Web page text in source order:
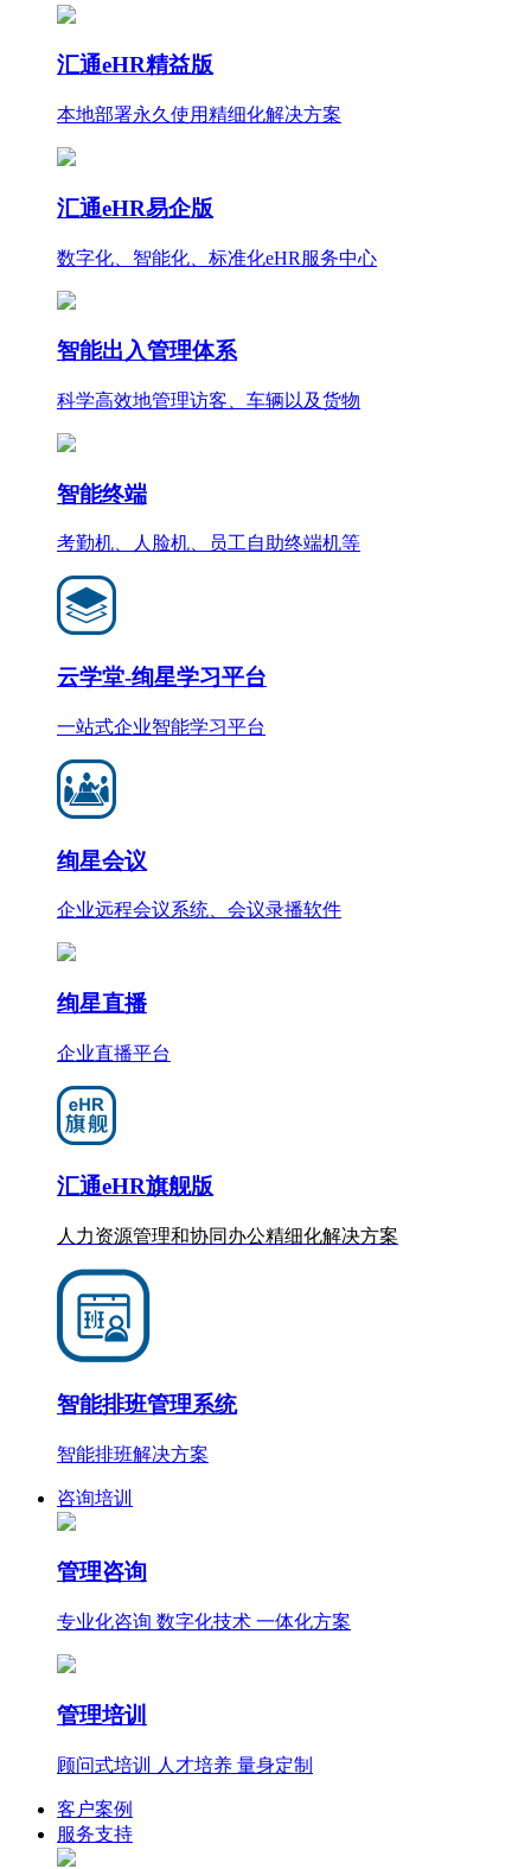
汇通eHR精益版
本地部署永久使用精细化解决方案
汇通eHR易企版
数字化、智能化、标准化eHR服务中心
智能出入管理体系
科学高效地管理访客、车辆以及货物
智能终端
考勤机、人脸机、员工自助终端机等
云学堂-绚星学习平台
一站式企业智能学习平台
绚星会议
企业远程会议系统、会议录播软件
绚星直播
企业直播平台
汇通eHR旗舰版
人力资源管理和协同办公精细化解决方案
智能排班管理系统
智能排班解决方案
咨询培训
管理咨询
专业化咨询 数字化技术 一体化方案
管理培训
顾问式培训 人才培养 量身定制
客户案例
服务支持